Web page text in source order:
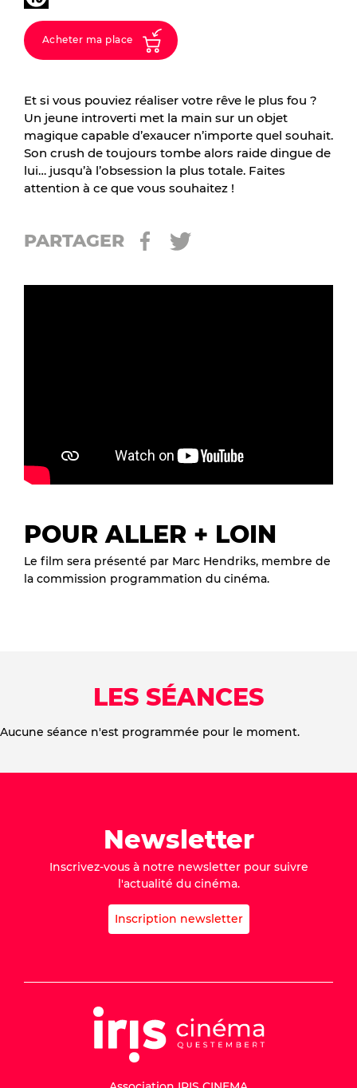
Acheter ma place
Et si vous pouviez réaliser votre rêve le plus fou ?
Un jeune introverti met la main sur un objet
magique capable d’exaucer n’importe quel souhait.
Son crush de toujours tombe alors raide dingue de
lui… jusqu’à l’obsession la plus totale. Faites
attention à ce que vous souhaitez !
PARTAGER
POUR ALLER + LOIN
Le film sera présenté par Marc Hendriks, membre de
la commission programmation du cinéma.
LES SÉANCES
Aucune séance n'est programmée pour le moment.
Newsletter
Inscrivez-vous à notre newsletter pour suivre
l'actualité du cinéma.
Inscription newsletter